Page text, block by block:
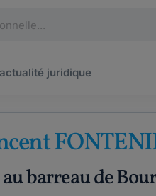
juridique
barreau de